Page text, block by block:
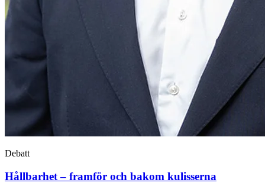
Debatt
Hållbarhet – framför och bakom kulisserna